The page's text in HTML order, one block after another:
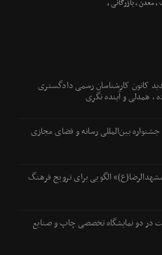
، بازرگانی ،
کانون کارشناسان رسمی دادگستری
، همدلی و آینده نگری
جشنواره بین‌المللی رسانه و فضای مجازی
الگویی برای ترویج فرهنگ
۱۳۵ شرکت در دو نمایشگاه تخصصی چاپ و صنایع